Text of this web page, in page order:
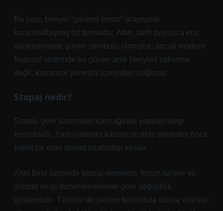
Bu yapı, bireyin “güvenli liman” arayışının
kurumsallaşmış bir formudur. Altın, tarih boyunca kriz
dönemlerinde güven sembolü olmuştur; ancak modern
finansal sistemde bu güven artık bireysel saklama
değil, kurumsal yönetim üzerinden sağlanır.
Stopaj nedir?
Stopaj, gelir üzerinden kaynağında yapılan vergi
kesintisidir. Yani yatırımcı kazancını elde etmeden önce
belirli bir oran devlet tarafından kesilir.
Altın fonu özelinde stopaj meselesi, fonun türüne ve
güncel vergi düzenlemelerine göre değişiklik
gösterebilir. Türkiye’de yatırım fonlarında stopaj oranları